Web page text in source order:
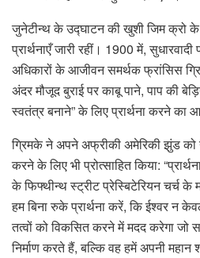
जुनेटीन्थ के उद्घाटन की खुशी जिम क्रो
प्रार्थनाएँ जारी रहीं। 1900 में,
अधिकारों के आजीवन समर्थक फ्रांसिस
अंदर मौजूद बुराई पर काबू पाने, पाप की
स्वतंत्र बनाने” के लिए प्रार्थना करने का
ग्रिमके ने अपने अफ्रीकी अमेरिकी झुंड को
करने के लिए भी प्रोत्साहित किया:
के फिफ्थीन्थ स्ट्रीट प्रेस्बिटेरियन चर्च
हम बिना रुके प्रार्थना करें, कि ईश्वर न
तत्वों को विकसित करने में मदद करेगा जो
निर्माण करते हैं, बल्कि वह हमें अपनी